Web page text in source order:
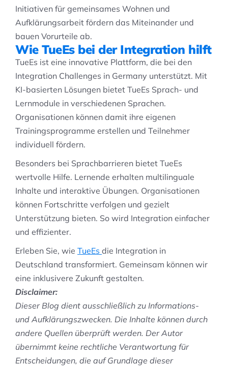
Initiativen für gemeinsames Wohnen und
Aufklärungsarbeit fördern das Miteinander und
bauen Vorurteile ab.
Wie TueEs bei der Integration hilft
TueEs ist eine innovative Plattform, die bei den
Integration Challenges in Germany unterstützt. Mit
KI-basierten Lösungen bietet TueEs Sprach- und
Lernmodule in verschiedenen Sprachen.
Organisationen können damit ihre eigenen
Trainingsprogramme erstellen und Teilnehmer
individuell fördern.
Besonders bei Sprachbarrieren bietet TueEs
wertvolle Hilfe. Lernende erhalten multilinguale
Inhalte und interaktive Übungen. Organisationen
können Fortschritte verfolgen und gezielt
Unterstützung bieten. So wird Integration einfacher
und effizienter.
Erleben Sie, wie TueEs die Integration in
Deutschland transformiert. Gemeinsam können wir
eine inklusivere Zukunft gestalten.
Disclaimer:
Dieser Blog dient ausschließlich zu Informations-
und Aufklärungszwecken. Die Inhalte können durch
andere Quellen überprüft werden. Der Autor
übernimmt keine rechtliche Verantwortung für
Entscheidungen, die auf Grundlage dieser